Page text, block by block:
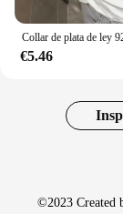
€5.46
©2023 Created